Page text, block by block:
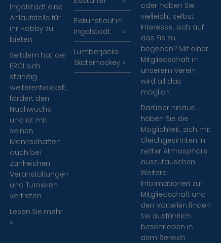
Ingolstadt eine
Anlaufstelle für
ihr Hobby zu
bieten.
Seitdem hat der
ERCI sich
ständig
weiterentwickelt,
fördert den
Nachwuchs
und ist mit
seinen
Mannschaften
auch bei
zahlreichen
Veranstaltungen
und Turnieren
vertreten.
Lesen Sie mehr
»
Eiskunstlauf in
Ingolstadt
Lumberjacks
Skaterhockey
oder haben Sie
vielleicht selbst
Interesse, sich auf
das Eis zu
begeben? Mit einer
Mitgliedschaft in
unserem Verein
wird all das
möglich.
Darüber hinaus
haben Sie die
Möglichkeit, sich mit
Gleichgesinnten in
netter Atmosphäre
auszutauschen.
Weitere
Informationen zur
Mitgliedschaft und
den Vorteilen finden
Sie ausführlich
beschrieben in
dem Bereich